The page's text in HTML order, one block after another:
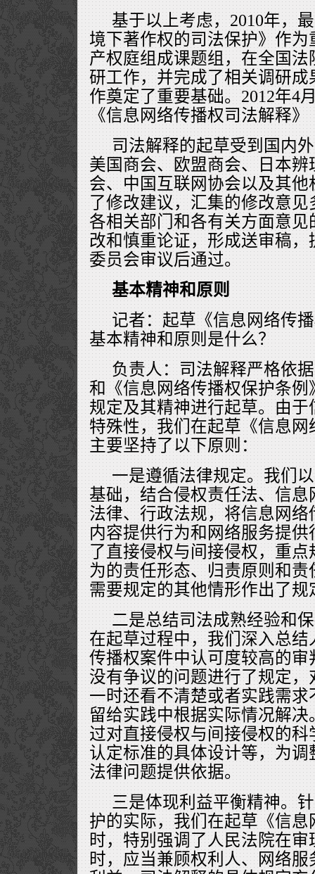
基于以上考虑，2010年，
境下著作权的司法保护》作
产权庭组成课题组，在全国
研工作，并完成了相关调研
作奠定了重要基础。2012年4
《信息网络传播权司法解释
司法解释的起草受到国内
美国商会、欧盟商会、日本
会、中国互联网协会以及其
了修改建议，汇集的修改意见
各相关部门和各有关方面意
改和慎重论证，形成送审稿
委员会审议后通过。
基本精神和原则
记者：起草《信息网络传
基本精神和原则是什么？
负责人：司法解释严格依
和《信息网络传播权保护条
规定及其精神进行起草。由
特殊性，我们在起草《信息
主要坚持了以下原则：
一是遵循法律规定。我们
基础，结合侵权责任法、信
法律、行政法规，将信息网
内容提供行为和网络服务提
了直接侵权与间接侵权，重
为的责任形态、归责原则和
需要规定的其他情形作出了规
二是总结司法成熟经验和
在起草过程中，我们深入总
传播权案件中认可度较高的
没有争议的问题进行了规定
一时还看不清楚或者实践需
留给实践中根据实际情况解
过对直接侵权与间接侵权的
认定标准的具体设计等，为
法律问题提供依据。
三是体现利益平衡精神。
护的实际，我们在起草《信
时，特别强调了人民法院在
时，应当兼顾权利人、网络